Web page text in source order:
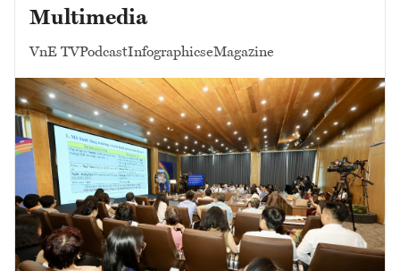
Multimedia
VnE TVPodcastInfographicseMagazine